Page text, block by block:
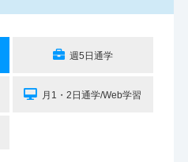
週5日通学
月1・2日通学/Web学習